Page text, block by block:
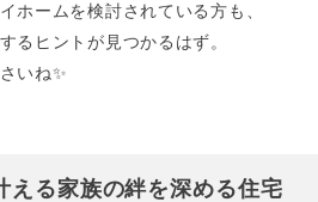
ホームを検討されている方も、
るヒントが見つかるはず。
いね✨
える家族の絆を深める住宅